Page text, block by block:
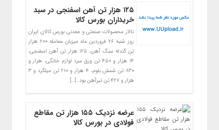
۱۲۵ هزار تن آهن اسفنجی در سبد
خریداران بورس کالا
تالار محصولات صنعتی و معدنی بورس کالای ایران
روز شنبه ۲۶ فروردین ماه میزبان معامله ۲۰۰ هزار
تن گندله سنگ آهن، ۱۲۵ هزار تن آهن اسفنجی،
۱۴ هزار و ۴۵۰ تن ورق سرد لوازم خانگی، هزار و
۸۳۰ تن شمش بلوم، ۴ هزار و ۲۱۰ تن میلگرد و ۳
هزار و ۴۲۷ تن تیرآهن بود. […]
عرضه نزدیک ۱۵۵ هزار تن مقاطع
فولادی در بورس کالا